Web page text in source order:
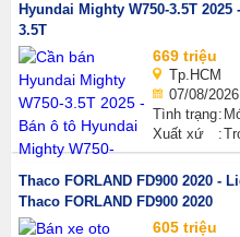
Hyundai Mighty W750-3.5T
3.5T
669 triệu
Tp.HCM
07/08/2026
Tình trạng
Xuất xứ
Thaco FORLAND FD900 2020 -
Thaco FORLAND FD900 2020
605 triệu